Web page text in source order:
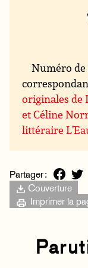
Numéro
originales de
et Céline
littéraire
Partager :
Couverture
Imprimer la